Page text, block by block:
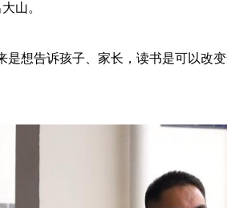
山。
是想告诉孩子、家长，读书是可以改